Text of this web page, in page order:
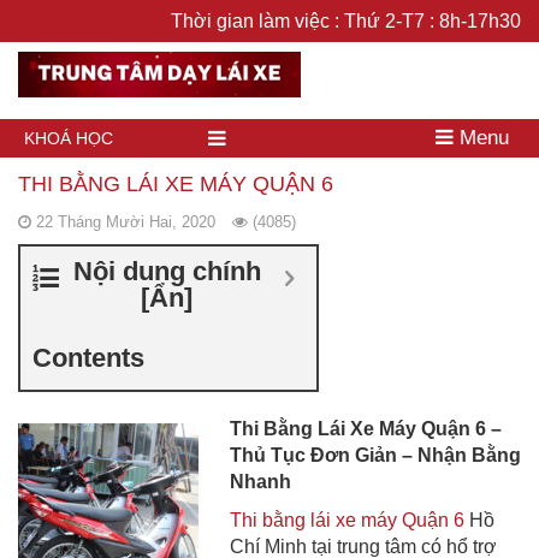
Thời gian làm việc : Thứ 2-T7 : 8h-17h30
KHOÁ HỌC Menu
THI BẰNG LÁI XE MÁY QUẬN 6
22 Tháng Mười Hai, 2020 (4085)
Nội dung chính
[Ẩn]
Contents
Thi Bằng Lái Xe Máy Quận 6 –
Thủ Tục Đơn Giản – Nhận Bằng
Nhanh
Thi bằng lái xe máy Quận 6Hồ
Chí Minh tại trung tâm có hổ trợ